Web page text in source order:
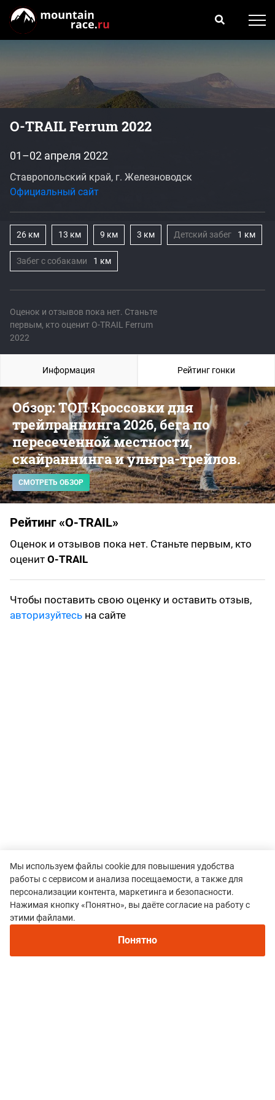
O-TRAIL Ferrum 2022
Оценок и отзывов пока нет. Станьте
первым, кто оценит O-TRAIL Ferrum
2022
01–02 апреля 2022
Ставропольский край, г. Железноводск
Официальный сайт
26 км 13 км 9 км 3 км Детский забег 1 км
Забег с собаками 1 км
Обзор: ТОП Кроссовки для
трейлраннинга 2026, бега по
пересеченной местности,
скайраннинга и ультра-трейлов.
СМОТРЕТЬ ОБЗОР
Рейтинг «O-TRAIL»
Оценок и отзывов пока нет. Станьте первым, кто
оценит O-TRAIL
Чтобы поставить свою оценку и оставить отзыв,
авторизуйтесь на сайте
Информация Рейтинг гонки
Мы используем файлы cookie для повышения удобства
работы с сервисом и анализа посещаемости, а также для
персонализации контента, маркетинга и безопасности.
Нажимая кнопку «Понятно», вы даёте согласие на работу с
этими файлами.
Понятно